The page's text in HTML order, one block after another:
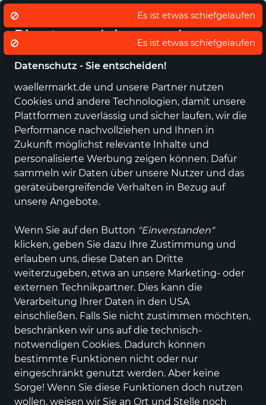
Wir nutzen Cookies um unsere
Dienste zu erbringen und zu
verbessern.
Datenschutz - Sie entscheiden!
waellermarkt.de und unsere Partner nutzen
Cookies und andere Technologien, damit unsere
Plattformen zuverlässig und sicher laufen, wir die
Performance nachvollziehen und Ihnen in
Zukunft möglichst relevante Inhalte und
personalisierte Werbung zeigen können. Dafür
sammeln wir Daten über unsere Nutzer und das
geräteübergreifende Verhalten in Bezug auf
unsere Angebote.
Wenn Sie auf den Button "Einverstanden"
klicken, geben Sie dazu Ihre Zustimmung und
erlauben uns, diese Daten an Dritte
weiterzugeben, etwa an unsere Marketing- oder
externen Technikpartner. Dies kann die
Verarbeitung Ihrer Daten in den USA
einschließen. Falls Sie nicht zustimmen möchten,
beschränken wir uns auf die technisch-
notwendigen Cookies. Dadurch können
bestimmte Funktionen nicht oder nur
eingeschränkt genutzt werden. Aber keine
Sorge! Wenn Sie diese Funktionen doch nutzen
wollen, weisen wir Sie an Ort und Stelle noch
Alle Kategorien Neuheiten Angebote Sportartikel
Einkaufen im wällermarkt
Essen, Trinken &
Genuss
Getränke Tees & Aufgüsse
Tees & Aufgüsse
ALLE FILTER
Anhand der von Ihnen verwendeten Filter
konnten keine Suchergebnisse gefunden
werden.
Produkte aus ähnlichen
Kategorien
Es ist etwas schiefgelaufen
Es ist etwas schiefgelaufen